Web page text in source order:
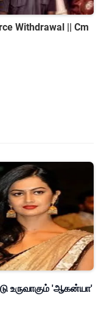
Withdrawal || Cm
உருவாகும் 'ஆகன்யா'